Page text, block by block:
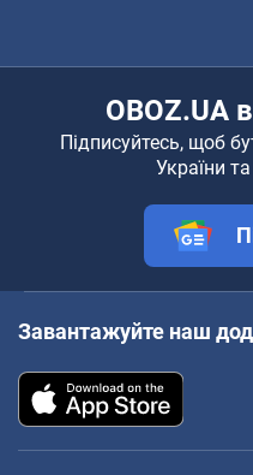
OBOZ.UA
Підписуйтесь, щоб
України та
Завантажуйте наш